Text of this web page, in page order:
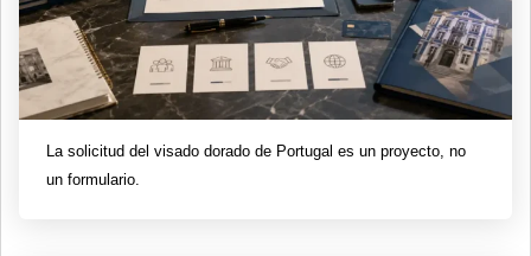
La solicitud del visado dorado de Portugal es un proyecto, no
un formulario.